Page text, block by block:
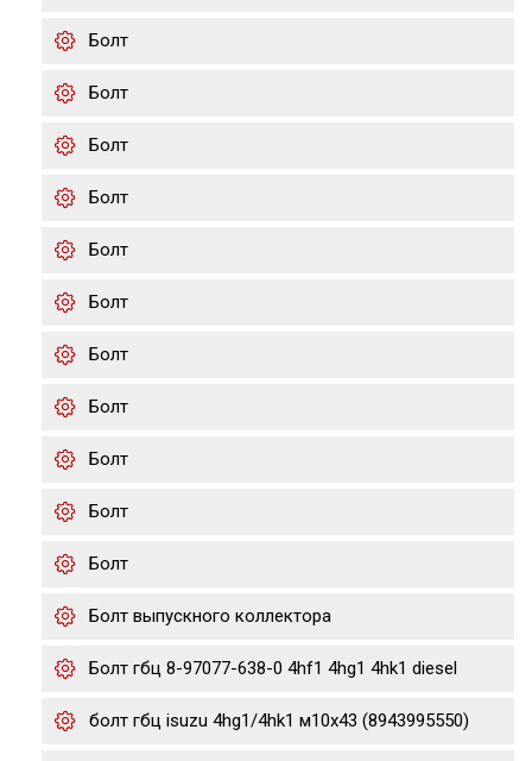
Болт
Болт
Болт
Болт
Болт
Болт
Болт
Болт
Болт
Болт
Болт
Болт выпускного коллектора
Болт гбц 8-97077-638-0 4hf1 4hg1 4hk1 diesel
болт гбц isuzu 4hg1/4hk1 м10х43 (8943995550)